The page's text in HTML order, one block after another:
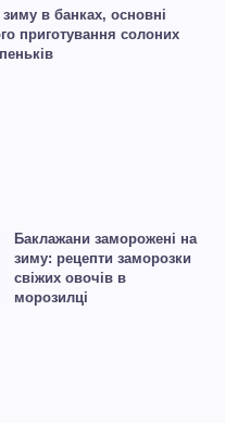
в банках, основні
приготування солоних
Баклажани заморожені на
зиму: рецепти заморозки
свіжих овочів в
морозилці